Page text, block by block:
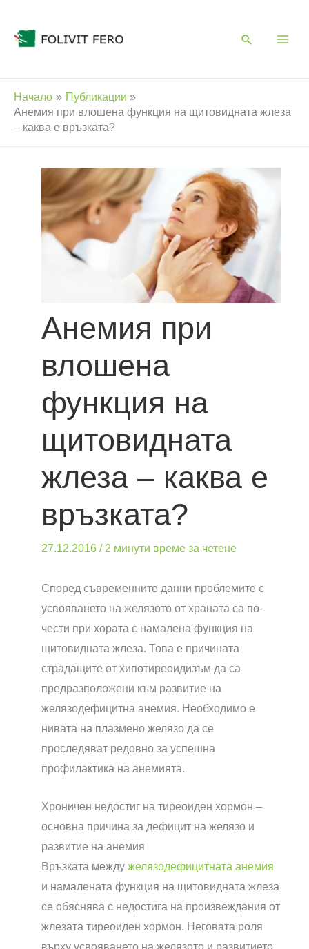
content
Начало
Публикации
Анемия при влошена функция на щитовидната жлеза
– каква е връзката?
Анемия при
влошена
функция на
щитовидната
жлеза – каква е
връзката?
27.12.2016 / 2 минути време за четене
Според съвременните данни проблемите с
усвояването на желязото от храната са по-
чести при хората с намалена функция на
щитовидната жлеза. Това е причината
страдащите от хипотиреоидизъм да са
предразположени към развитие на
желязодефицитна анемия. Необходимо е
нивата на плазмено желязо да се
проследяват редовно за успешна
профилактика на анемията.
Хроничен недостиг на тиреоиден хормон –
основна причина за дефицит на желязо и
развитие на анемия
Връзката между желязодефицитната анемия
и намалената функция на щитовидната жлеза
се обяснява с недостига на произвеждания от
жлезата тиреоиден хормон. Неговата роля
върху усвояването на желязото и развитието